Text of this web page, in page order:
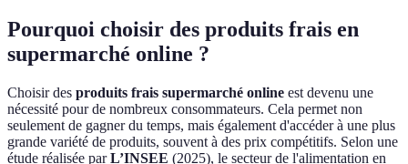
Pourquoi choisir des produits frais en
supermarché online ?
Choisir des produits frais supermarché online est devenu une
nécessité pour de nombreux consommateurs. Cela permet non
seulement de gagner du temps, mais également d'accéder à une plus
grande variété de produits, souvent à des prix compétitifs. Selon une
étude réalisée parL’INSEE (2025), le secteur de l'alimentation en